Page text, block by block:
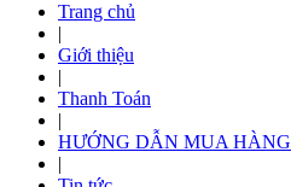
Trang chủ
|
Giới thiệu
|
Thanh Toán
|
HƯỚNG DẪN MUA HÀNG
|